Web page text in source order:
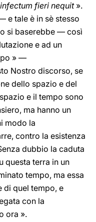
fieri nequit».
e tale è in sè stesso
si baserebbe — così
e ad un
» —
Nostro discorso, se
dello spazio e del
e il tempo sono
ma hanno un
modo la
contro la esistenza
dubbio la caduta
questa terra in un
tempo, ma essa
di quel tempo, e
con la
ora ».